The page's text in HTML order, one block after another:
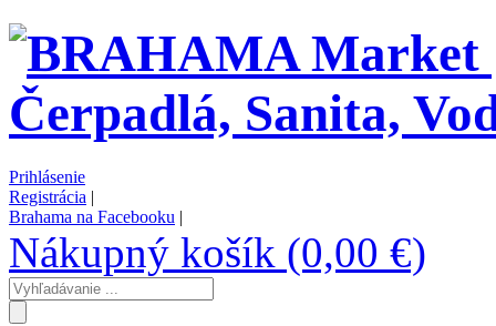
Prihlásenie
Registrácia |
Brahama na Facebooku |
Nákupný košík (0,00 €)